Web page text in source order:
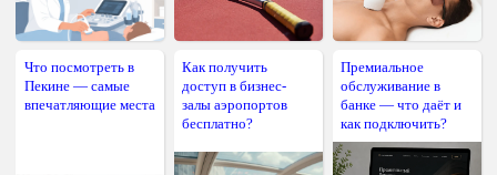
Что посмотреть в
Пекине — самые
впечатляющие места
Как получить
доступ в бизнес-
залы аэропортов
бесплатно?
Премиальное
обслуживание в
банке — что даёт и
как подключить?